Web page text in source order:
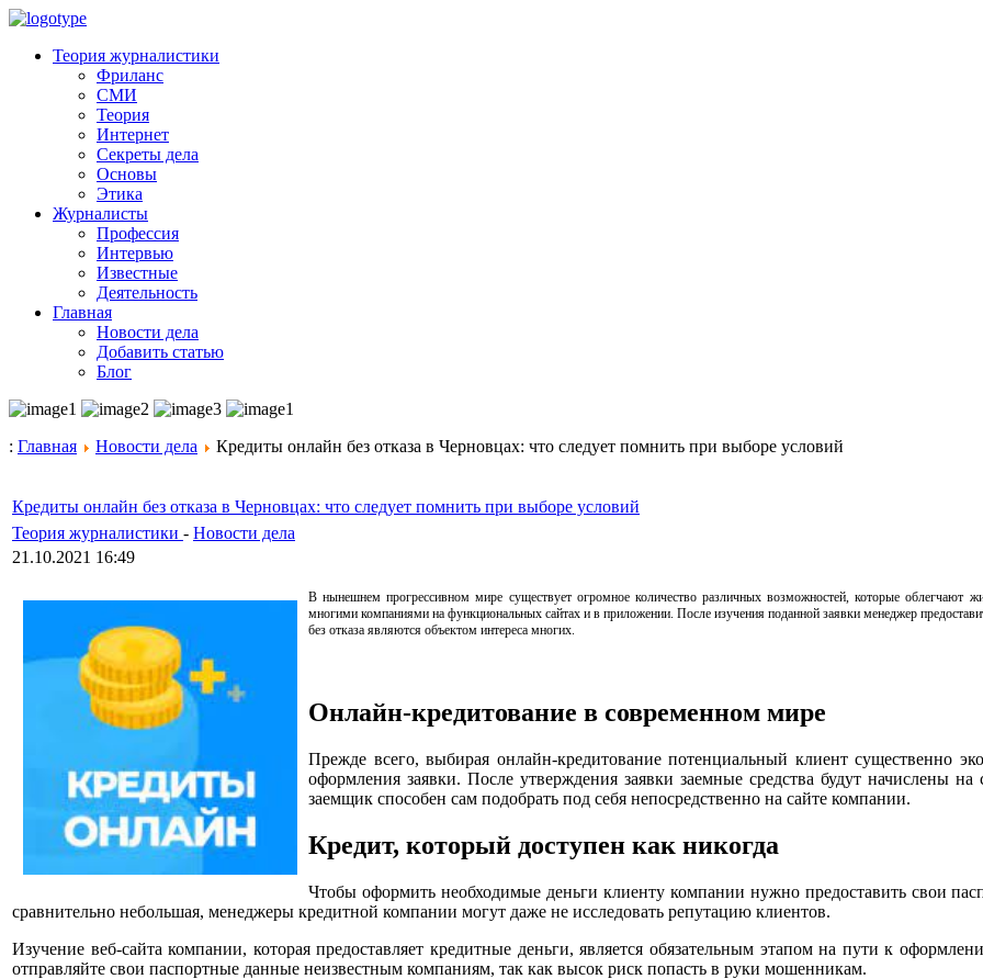
Теория журналистики
Фриланс
СМИ
Теория
Интернет
Секреты дела
Основы
Этика
Журналисты
Профессия
Интервью
Известные
Деятельность
Главная
Новости дела
Добавить статью
Блог
: Главная Новости дела Кредиты онлайн без отказа в Черновцах: что следует помнить при выборе условий
Кредиты онлайн без отказа в Черновцах: что следует помнить при выборе условий
Теория журналистики - Новости дела
21.10.2021 16:49
В нынешнем прогрессивном мире существует огромное количество различных возможностей, которые облегчают
многими компаниями на функциональных сайтах и в приложении. После изучения поданной заявки менеджер
без отказа являются объектом интереса многих.
Онлайн-кредитование в современном мире
Прежде всего, выбирая онлайн-кредитование потенциальный клиент существенно
оформления заявки. После утверждения заявки заемные средства будут начислены
заемщик способен сам подобрать под себя непосредственно на сайте компании.
Кредит, который доступен как никогда
Чтобы оформить необходимые деньги клиенту компании нужно предоставить свои
сравнительно небольшая, менеджеры кредитной компании могут даже не исследовать репутацию клиентов.
Изучение веб-сайта компании, которая предоставляет кредитные деньги, является обязательным этапом на пути к
отправляйте свои паспортные данные неизвестным компаниям, так как высок риск попасть в руки мошенникам.